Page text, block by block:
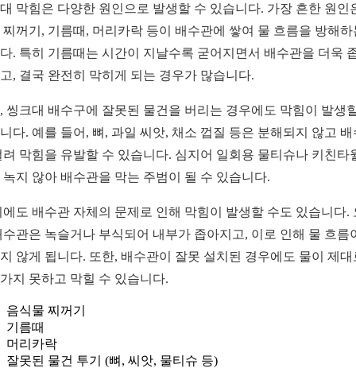
막힘은 다양한 원인으로 발생할 수 있습니다. 가장 흔한 원인
찌꺼기, 기름때, 머리카락 등이 배수관에 쌓여 물 흐름을 방해하
. 특히 기름때는 시간이 지날수록 굳어지면서 배수관을 더욱
, 결국 완전히 막히게 되는 경우가 많습니다.
씽크대 배수구에 잘못된 물건을 버리는 경우에도 막힘이 발생
다. 예를 들어, 뼈, 과일 씨앗, 채소 껍질 등은 분해되지 않고 배
려 막힘을 유발할 수 있습니다. 심지어 일회용 물티슈나 키친타
녹지 않아 배수관을 막는 주범이 될 수 있습니다.
에도 배수관 자체의 문제로 인해 막힘이 발생할 수도 있습니다.
수관은 녹슬거나 부식되어 내부가 좁아지고, 이로 인해 물 흐름
않게 됩니다. 또한, 배수관이 잘못 설치된 경우에도 물이 제대
지 못하고 막힐 수 있습니다.
음식물 찌꺼기
기름때
머리카락
잘못된 물건 투기 (뼈, 씨앗, 물티슈 등)